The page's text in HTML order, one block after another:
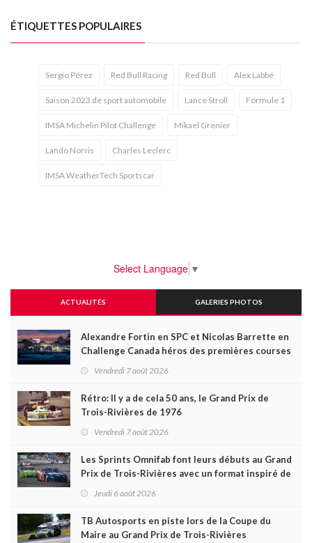
ÉTIQUETTES POPULAIRES
Sergio Pérez Red Bull Racing Red Bull Alex Labbé
Saison 2023 de sport automobile Lance Stroll Formule 1
IMSA Michelin Pilot Challenge Mikael Grenier
Lando Norris Charles Leclerc
IMSA WeatherTech Sportscar
Select Language ▼
ACTUALITÉS GALERIES PHOTOS
Alexandre Fortin en SPC et Nicolas Barrette en
Challenge Canada héros des premières courses
Vendredi 7 août 2026
Rétro: Il y a de cela 50 ans, le Grand Prix de
Trois-Rivières de 1976
Vendredi 7 août 2026
Les Sprints Omnifab font leurs débuts au Grand
Prix de Trois-Rivières avec un format inspiré de
Jeudi 6 août 2026
TB Autosports en piste lors de la Coupe du
Maire au Grand Prix de Trois-Rivières